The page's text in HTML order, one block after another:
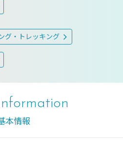
グ・トレッキング
本情報